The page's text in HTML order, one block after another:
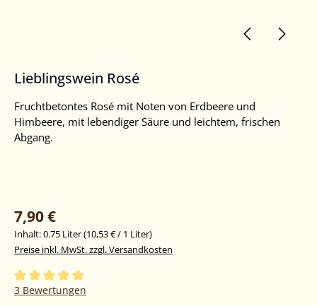
Lieblingswein Rosé
Fruchtbetontes Rosé mit Noten von Erdbeere und
Himbeere, mit lebendiger Säure und leichtem, frischen
Abgang.
7,90 €
Inhalt:0.75 Liter(10,53 € / 1 Liter)
Preise inkl. MwSt. zzgl. Versandkosten
Durchschnittliche Bewertung von 5 von 5 Sternen
3 Bewertungen